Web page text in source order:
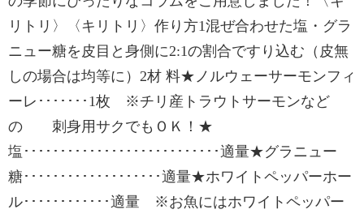
リトリ〉〈キリトリ〉作り方1混ぜ合わせた塩・グラ
ニュー糖を皮目と身側に2:1の割合ですり込む（皮無
しの場合は均等に）2材 料★ノルウェーサーモンフィ
ーレ･･･････1枚 ※チリ産トラウトサーモンなど
の 刺身用サクでもＯＫ！★
塩･･･････････････････････････適量★グラニュー
糖･･･････････････････適量★ホワイトペッパーホー
ル････････････適量 ※お魚にはホワイトペッパー